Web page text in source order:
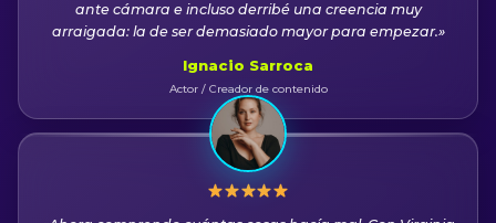
ante cámara e incluso derribé una creencia muy
arraigada: la de ser demasiado mayor para empezar.»
Ignacio Sarroca
Actor / Creador de contenido